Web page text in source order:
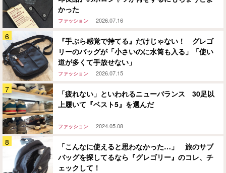
かった
ファッション 2026.07.16
『手ぶら感覚で持てる』だけじゃない！ グレゴ
リーのバッグが「小さいのに水筒も入る」「使い
道が多くて手放せない」
ファッション 2026.07.15
「疲れない」といわれるニューバランス 30足以
上履いて『ベスト5』を選んだ
ファッション 2024.05.08
「こんなに使えると思わなかった…」 旅のサブ
バッグを探してるなら『グレゴリー』のコレ、チ
ェックして！